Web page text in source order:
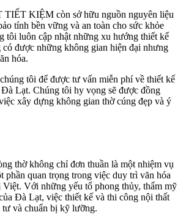
KIỆM còn sở hữu nguồn nguyên liệu
tính bền vững và an toàn cho sức khỏe
tôi luôn cập nhật những xu hướng thiết kế
được những không gian hiện đại nhưng
hóa.
tôi để được tư vấn miễn phí về thiết kế
Lạt. Chúng tôi hy vọng sẽ được đồng
xây dựng không gian thờ cúng đẹp và ý
thờ không chỉ đơn thuần là một nhiệm vụ
phần quan trọng trong việc duy trì văn hóa
Với những yếu tố phong thủy, thẩm mỹ
Đà Lạt, việc thiết kế và thi công nội thất
tư và chuẩn bị kỹ lưỡng.